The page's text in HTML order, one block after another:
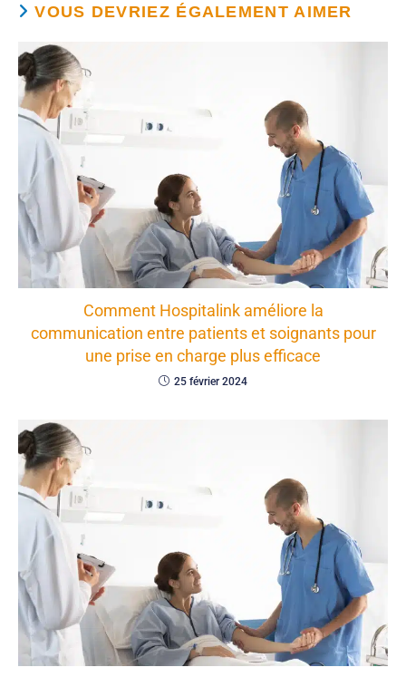
VOUS DEVRIEZ ÉGALEMENT AIMER
Comment Hospitalink améliore la
communication entre patients et soignants pour
une prise en charge plus efficace
25 février 2024